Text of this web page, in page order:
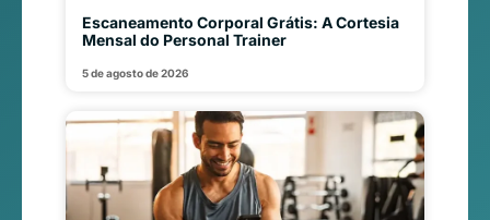
Escaneamento Corporal Grátis: A Cortesia
Mensal do Personal Trainer
5 de agosto de 2026